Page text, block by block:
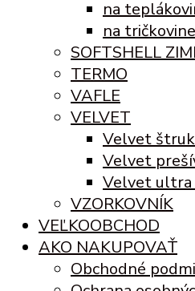
na
na
SOFTSHELL
TERMO
VAFLE
VELVET
Velvet
Velvet
Velvet ultra
VZORKOVNÍK
VEĽKOOBCHOD
AKO NAKUPOVAŤ
Obchodné